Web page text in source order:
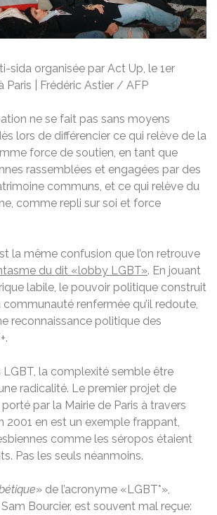
sida organisée par Act Up, le 1er
Paris | Frédéric Astier / AFP
ne se fait pas sans moyens
lors de différencier ce qui relève de la
force de soutien, en tant que
rassemblées et engagées par des
communs, et ce qui relève du
comme repli sur soi et force
la même confusion que l’on retrouve
du dit «lobby LGBT». En jouant
labile, le pouvoir politique construit
renfermée qu’il redoute,
reconnaissance politique des
LGBT, la complexité semble être
radicalité. Le premier projet de
porté par la Mairie de Paris à travers
2001 en est un exemple frappant,
comme les séropos étaient
Pas les seuls néanmoins.
» de l’acronyme «LGBT*»,
Bourcier, est souvent mal reçue: